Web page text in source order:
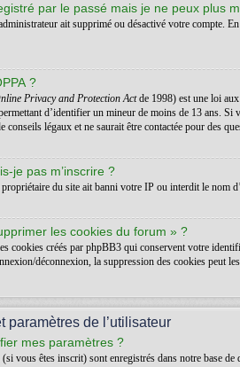
par le passé mais je ne peux plus
ait supprimé ou désactivé votre compte.
?
Privacy and Protection Actde 1998) est une loi
d’identifier un mineur de moins de 13 ans. Si
conseils légaux et ne saurait être contactée pour des
je pas m’inscrire ?
du site ait banni votre IP ou interdit le nom
les cookies du forum » ?
cookies créés par phpBB3 qui conservent votre
déconnexion, la suppression des cookies peut
paramètres de l’utilisateur
mes paramètres ?
(si vous êtes inscrit) sont enregistrés dans notre base